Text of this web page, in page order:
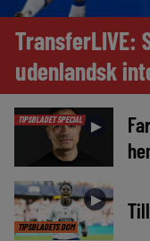
TransferLIVE:
udenlandsk
TIPSBLADET SPECIAL ►
TIPSBLADETS DOM
►